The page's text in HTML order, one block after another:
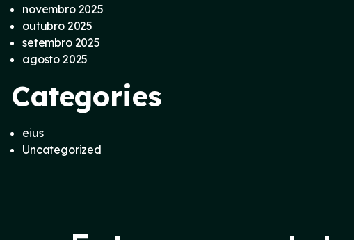
novembro 2025
outubro 2025
setembro 2025
agosto 2025
Categories
eius
Uncategorized